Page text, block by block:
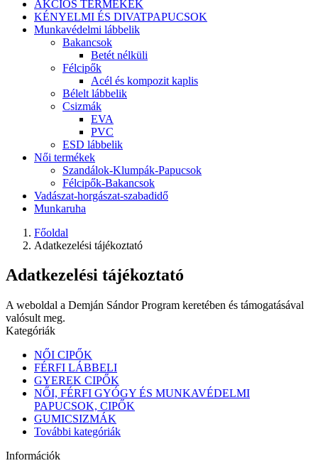
AKCIÓS TERMÉKEK
KÉNYELMI ÉS DIVATPAPUCSOK
Munkavédelmi lábbelik
Bakancsok
Betét nélküli
Félcipők
Acél és kompozit kaplis
Bélelt lábbelik
Csizmák
EVA
PVC
ESD lábbelik
Női termékek
Szandálok-Klumpák-Papucsok
Félcipők-Bakancsok
Vadászat-horgászat-szabadidő
Munkaruha
Főoldal
Adatkezelési tájékoztató
Adatkezelési tájékoztató
A weboldal a Demján Sándor Program keretében és támogatásával
valósult meg.
Kategóriák
NŐI CIPŐK
FÉRFI LÁBBELI
GYEREK CIPŐK
NŐI, FÉRFI GYÓGY ÉS MUNKAVÉDELMI
PAPUCSOK, CIPŐK
GUMICSIZMÁK
További kategóriák
Információk